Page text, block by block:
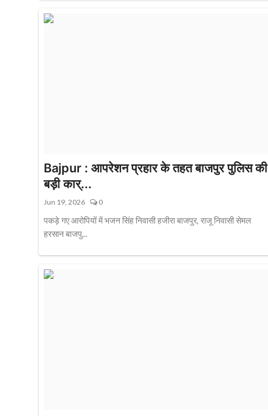
Bajpur : आपरेशन प्रहार के तहत बाजपुर पुलिस की
बड़ी कार्...
Jun 19, 2026 0
पकड़े गए आरोपियों में भजन सिंह निवासी हजीरा बाजपुर, राजू निवासी सेमल
हरसान बाजपु...